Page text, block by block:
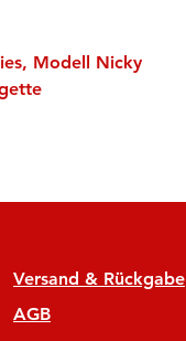
Modell Nicky
Versand & Rückgabe
AGB